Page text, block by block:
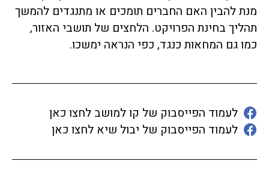
מנת להבין האם החברים תומכים או מתנגדים להמשך
תהליך בחינת הפרויקט. הלחצים של תושבי האזור,
כמו גם המחאות כנגד, כפי הנראה ימשכו.
לעמוד הפייסבוק של קו למושב לחצו כאן
לעמוד הפייסבוק של יבול שיא לחצו כאן